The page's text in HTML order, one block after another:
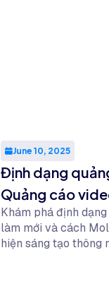
June 10, 2025
Định dạng
Quảng cáo
Khám phá định
làm mới và cách
hiện sáng tạo thông